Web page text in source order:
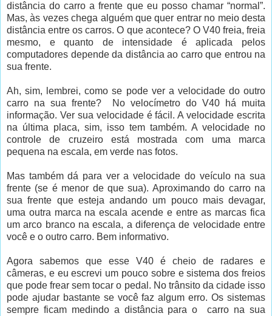
distância do carro a frente que eu posso chamar “normal”.
Mas, às vezes chega alguém que quer entrar no meio desta
distância entre os carros. O que acontece? O V40 freia, freia
mesmo, e quanto de intensidade é aplicada pelos
computadores depende da distância ao carro que entrou na
sua frente.
Ah, sim, lembrei, como se pode ver a velocidade do outro
carro na sua frente? No velocímetro do V40 há muita
informação. Ver sua velocidade é fácil. A velocidade escrita
na última placa, sim, isso tem também. A velocidade no
controle de cruzeiro está mostrada com uma marca
pequena na escala, em verde nas fotos.
Mas também dá para ver a velocidade do veículo na sua
frente (se é menor de que sua). Aproximando do carro na
sua frente que esteja andando um pouco mais devagar,
uma outra marca na escala acende e entre as marcas fica
um arco branco na escala, a diferença de velocidade entre
você e o outro carro. Bem informativo.
Agora sabemos que esse V40 é cheio de radares e
câmeras, e eu escrevi um pouco sobre e sistema dos freios
que pode frear sem tocar o pedal. No trânsito da cidade isso
pode ajudar bastante se você faz algum erro. Os sistemas
sempre ficam medindo a distância para o carro na sua